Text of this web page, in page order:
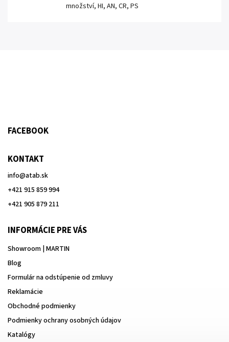
množství, HI, AN, CR, PS
FACEBOOK
KONTAKT
info@atab.sk
+421 915 859 994
+421 905 879 211
INFORMÁCIE PRE VÁS
Showroom | MARTIN
Blog
Formulár na odstúpenie od zmluvy
Reklamácie
Obchodné podmienky
Podmienky ochrany osobných údajov
Katalógy